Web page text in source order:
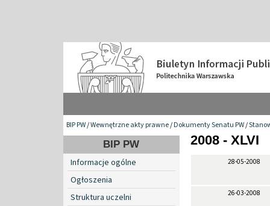
BIP PW/Wewnętrzne akty prawne/Dokumenty Senatu PW/
BIP PW
Informacje ogólne
Ogłoszenia
Struktura uczelni
2008 - XLVI
28-05-2008
26-03-2008